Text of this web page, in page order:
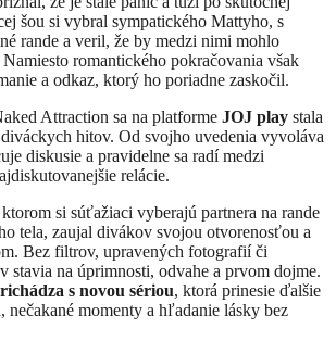
šou si vybral sympatického Mattyho, s
rande a veril, že by medzi nimi mohlo
romantického pokračovania však
a odkaz, ktorý ho poriadne zaskočil.
Attraction sa na platforme JOJ play stala
hitov. Od svojho uvedenia vyvoláva
diskusie a pravidelne sa radí medzi
relácie.
si súťažiaci vyberajú partnera na rande
tela, zaujal divákov svojou otvorenosťou a
Bez filtrov, upravených fotografií či
stavia na úprimnosti, odvahe a prvom dojme.
s novou sériou, ktorá prinesie ďalšie
nečakané momenty a hľadanie lásky bez